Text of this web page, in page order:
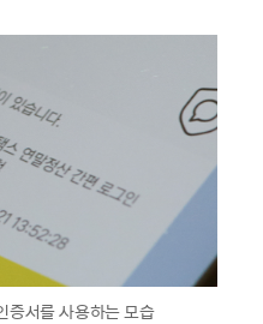
증서를 사용하는 모습